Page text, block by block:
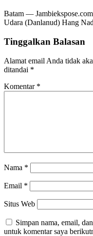
Batam —
Udara (Danlanud) Hang
Tinggalkan Balasan
Alamat email Anda tidak
ditandai *
Komentar *
Nama *
Email *
Situs Web
Simpan nama, email,
untuk komentar saya